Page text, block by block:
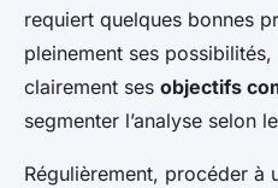
requiert quelques bonnes
pleinement ses
clairement ses objectifs
segmenter l’analyse selon
Régulièrement, procéder à